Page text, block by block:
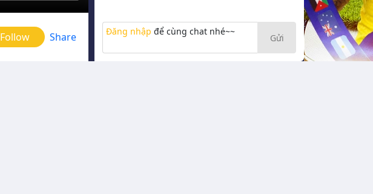
Follow Share Đăng nhập để cùng chat nhé~~
Gửi